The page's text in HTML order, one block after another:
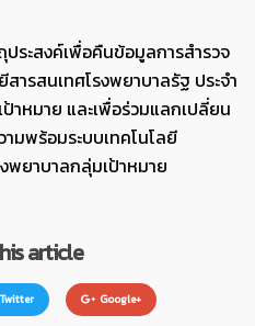
ระสงค์เพื่อคืนข้อมูลการสำรวจ
ารสนเทศโรงพยาบาลรัฐ ประจำ
าหมาย และเพื่อร่วมแลกเปลี่ยน
มพร้อมระบบเทคโนโลยี
พยาบาลกลุ่มเป้าหมาย
article
Twitter Google+